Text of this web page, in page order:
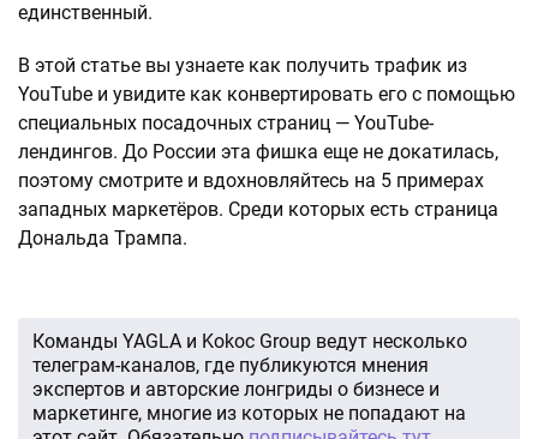
единственный.
В этой статье вы узнаете как получить трафик из
YouTube и увидите как конвертировать его с помощью
специальных посадочных страниц — YouTube-
лендингов. До России эта фишка еще не докатилась,
поэтому смотрите и вдохновляйтесь на 5 примерах
западных маркетёров. Среди которых есть страница
Дональда Трампа.
Команды YAGLA и Kokoc Group ведут несколько
телеграм-каналов, где публикуются мнения
экспертов и авторские лонгриды о бизнесе и
маркетинге, многие из которых не попадают на